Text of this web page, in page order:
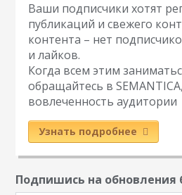
Ваши подписчики хотят
публикаций и свежего
контента – нет
и лайков.
Когда всем этим
обращайтесь в
вовлеченность аудитории
Узнать подробнее
Подпишись на обновления